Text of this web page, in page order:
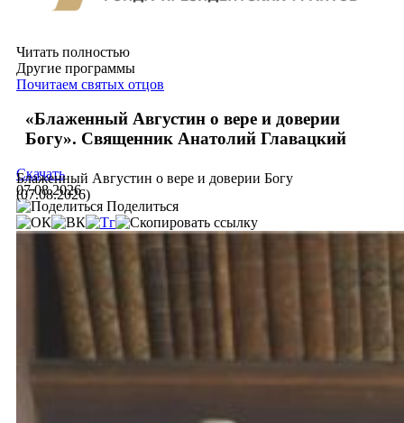
Читать полностью
Другие программы
Почитаем святых отцов
«Блаженный Августин о вере и доверии
Богу». Священник Анатолий Главацкий
Блаженный Августин о вере и доверии Богу
(07.08.2026)
Скачать
07.08.2026
Поделиться